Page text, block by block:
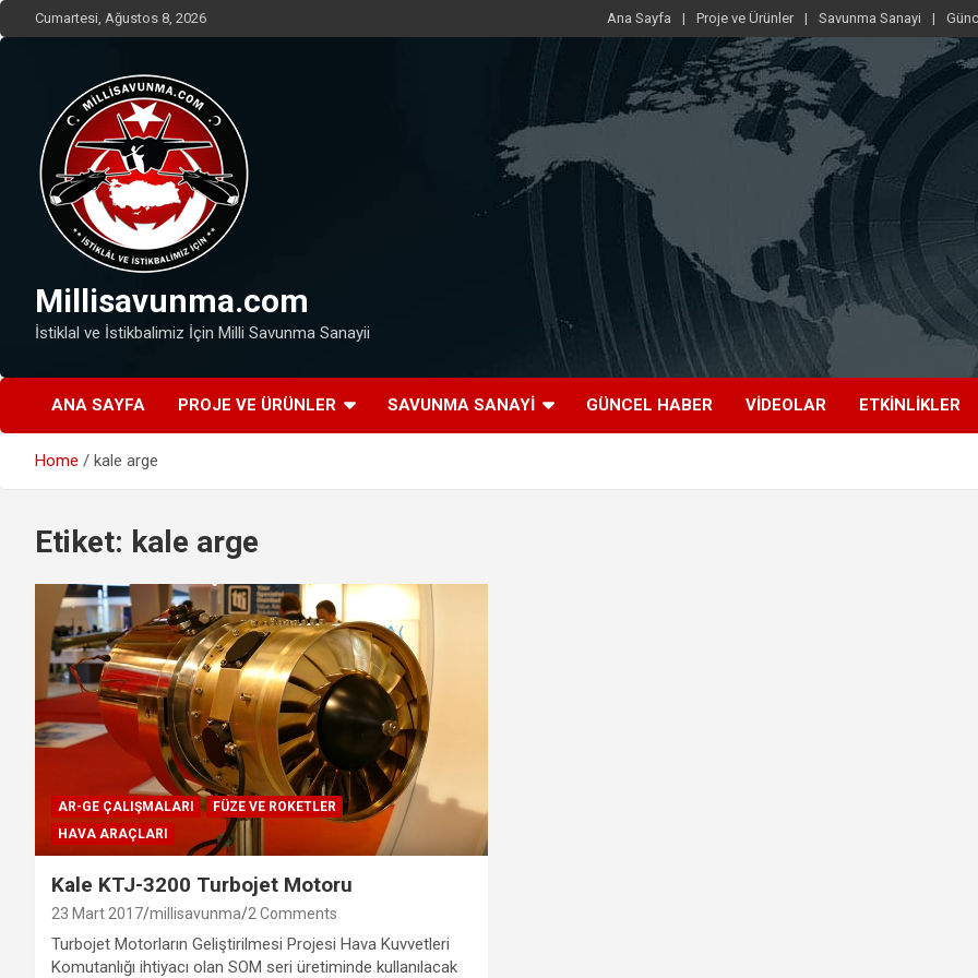
Skip
to
Cumartesi, Ağustos 8, 2026 Ana Sayfa Proje ve Ürünler Savunma Sanayi
Millisavunma.com
İstiklal ve İstikbalimiz İçin Milli Savunma Sanayii
ANA SAYFA PROJE VE ÜRÜNLER SAVUNMA SANAYI GÜNCEL HABER VIDEOLAR ETKINLIKLER
Home kale arge
Etiket: kale arge
AR-GE ÇALIŞMALARI
FÜZE VE ROKETLER
HAVA ARAÇLARI
Kale KTJ-3200 Turbojet Motoru
23 Mart 2017 millisavunma 2 Comments
Turbojet Motorların Geliştirilmesi Projesi Hava Kuvvetleri
Komutanlığı ihtiyacı olan SOM seri üretiminde kullanılacak